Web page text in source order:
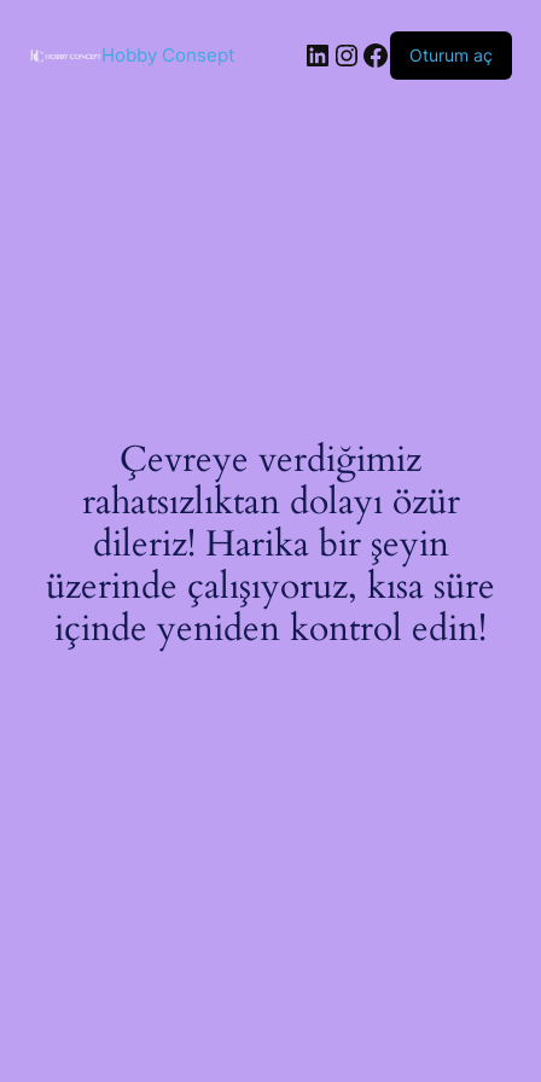
Hobby Consept LinkedIn
Instagram
Facebook
Oturum aç
Çevreye verdiğimiz
rahatsızlıktan dolayı özür
dileriz! Harika bir şeyin
üzerinde çalışıyoruz, kısa süre
içinde yeniden kontrol edin!